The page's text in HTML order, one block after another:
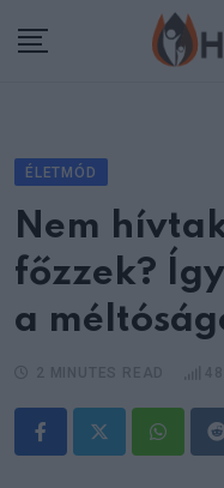
ÉLETMÓD
Nem
főzzek?
a